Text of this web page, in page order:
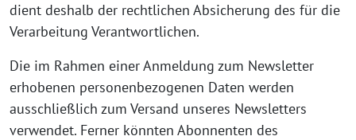
dient deshalb der rechtlichen Absicherung des für die
Verarbeitung Verantwortlichen.
Die im Rahmen einer Anmeldung zum Newsletter
erhobenen personenbezogenen Daten werden
ausschließlich zum Versand unseres Newsletters
verwendet. Ferner könnten Abonnenten des